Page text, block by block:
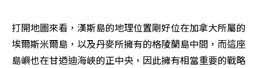
打開地圖來看，漢斯島的地理位置剛好位在加拿大所屬的
埃爾斯米爾島，以及丹麥所擁有的格陵蘭島中間，而這座
島嶼也在甘迺迪海峽的正中央，因此擁有相當重要的戰略